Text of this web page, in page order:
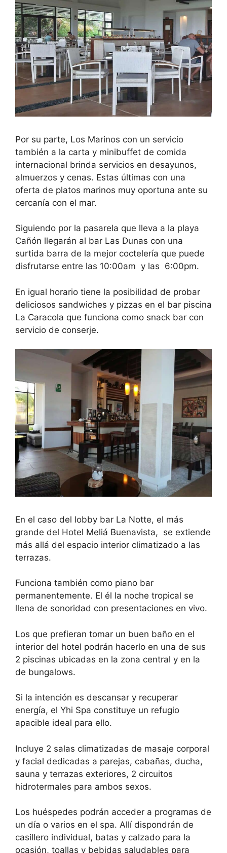
Por su parte, Los Marinos con un servicio
también a la carta y minibuffet de comida
internacional brinda servicios en desayunos,
almuerzos y cenas. Estas últimas con una
oferta de platos marinos muy oportuna ante su
cercanía con el mar.
Siguiendo por la pasarela que lleva a la playa
Cañón llegarán al bar Las Dunas con una
surtida barra de la mejor coctelería que puede
disfrutarse entre las 10:00am y las 6:00pm.
En igual horario tiene la posibilidad de probar
deliciosos sandwiches y pizzas en el bar piscina
La Caracola que funciona como snack bar con
servicio de conserje.
En el caso del lobby bar La Notte, el más
grande del Hotel Meliá Buenavista, se extiende
más allá del espacio interior climatizado a las
terrazas.
Funciona también como piano bar
permanentemente. El él la noche tropical se
llena de sonoridad con presentaciones en vivo.
Los que prefieran tomar un buen baño en el
interior del hotel podrán hacerlo en una de sus
2 piscinas ubicadas en la zona central y en la
de bungalows.
Si la intención es descansar y recuperar
energía, el Yhi Spa constituye un refugio
apacible ideal para ello.
Incluye 2 salas climatizadas de masaje corporal
y facial dedicadas a parejas, cabañas, ducha,
sauna y terrazas exteriores, 2 circuitos
hidrotermales para ambos sexos.
Los huéspedes podrán acceder a programas de
un día o varios en el spa. Allí dispondrán de
casillero individual, batas y calzado para la
ocasión, toallas y bebidas saludables para